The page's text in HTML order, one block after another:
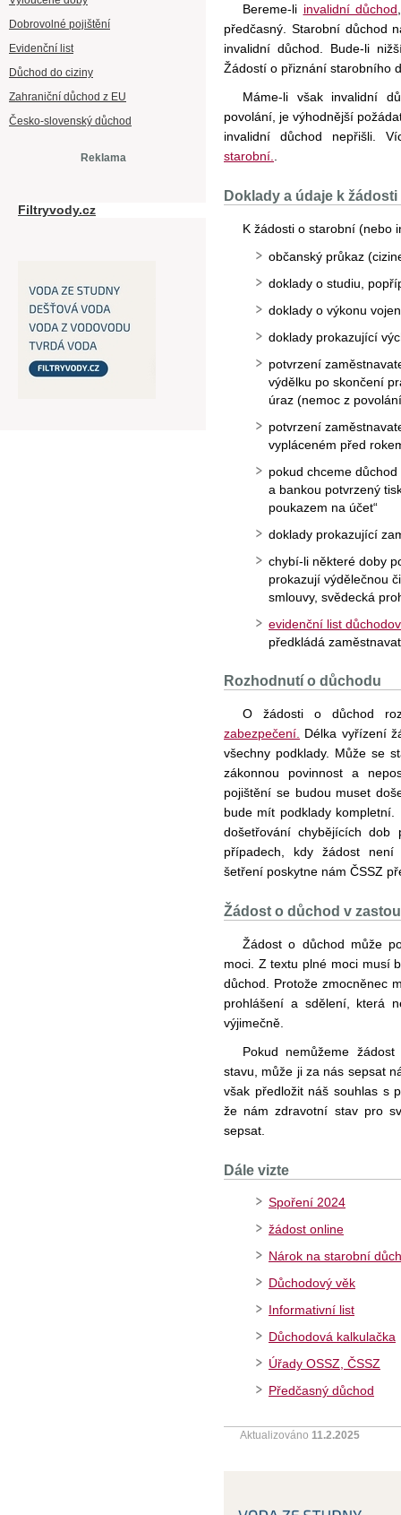
Dobrovolné pojištění
Evidenční list
Důchod do ciziny
Zahraniční důchod z EU
Česko-slovenský důchod
Reklama
Filtryvody.cz
Bereme-li invalidní důchod
předčasný. Starobní důchod
invalidní důchod. Bude-li
Žádostí o přiznání starobního
Máme-li však invalidní
povolání, je výhodnější
invalidní důchod nepřišli.
starobní.
Doklady a údaje k
K žádosti o starobní (nebo
občanský průkaz
doklady o studiu,
doklady o výkonu
doklady prokazující
potvrzení
výdělku po skončení
úraz (nemoc z
potvrzení
vypláceném před
pokud chceme
a bankou potvrzený
poukazem na účet“
doklady prokazující
chybí-li některé doby
prokazují výdělečnou
smlouvy, svědecká
evidenční list
předkládá
Rozhodnutí o důchodu
O žádosti o důchod
zabezpečení.
Délka vyřízení
všechny podklady. Může se
zákonnou povinnost a
pojištění se budou muset
bude mít podklady
došetřování chybějících dob
případech, kdy žádost není
šetření poskytne nám ČSSZ
Žádost o důchod v
Žádost o důchod může
moci. Z textu plné moci musí
důchod. Protože zmocněnec
prohlášení a sdělení, která
výjimečně.
Pokud nemůžeme
stavu, může ji za nás sepsat
však předložit náš souhlas s
že nám zdravotní stav pro
sepsat.
Dále vizte
Spoření 2024
žádost online
Nárok na starobní
Důchodový věk
Informativní list
Důchodová kalkulačka
Úřady OSSZ, ČSSZ
Předčasný důchod
Aktualizováno 11.2.2025